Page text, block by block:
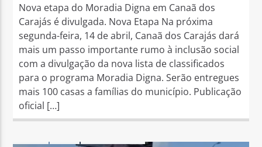
Nova etapa do Moradia Digna em Canaã dos
Carajás é divulgada. Nova Etapa Na próxima
segunda-feira, 14 de abril, Canaã dos Carajás dará
mais um passo importante rumo à inclusão social
com a divulgação da nova lista de classificados
para o programa Moradia Digna. Serão entregues
mais 100 casas a famílias do município. Publicação
oficial […]